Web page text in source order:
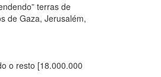
terras de
de Gaza, Jerusalém,
o resto [18.000.000